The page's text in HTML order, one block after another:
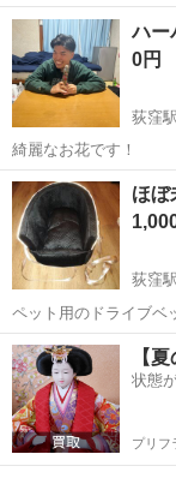
援制度＆受験・研修費
を磨けるでステップ
OK！ 《入社後サポ...
東京 杉並区
ハー
0円
荻窪駅
綺麗なお花です！
東京 杉並区
ほ
荻窪駅
ペット用のドライブベ
が、ペットがなかなか
ただける方お願い致します。
早期にお引き取りに来
東京 杉並区 荻
【
状態
プリフ